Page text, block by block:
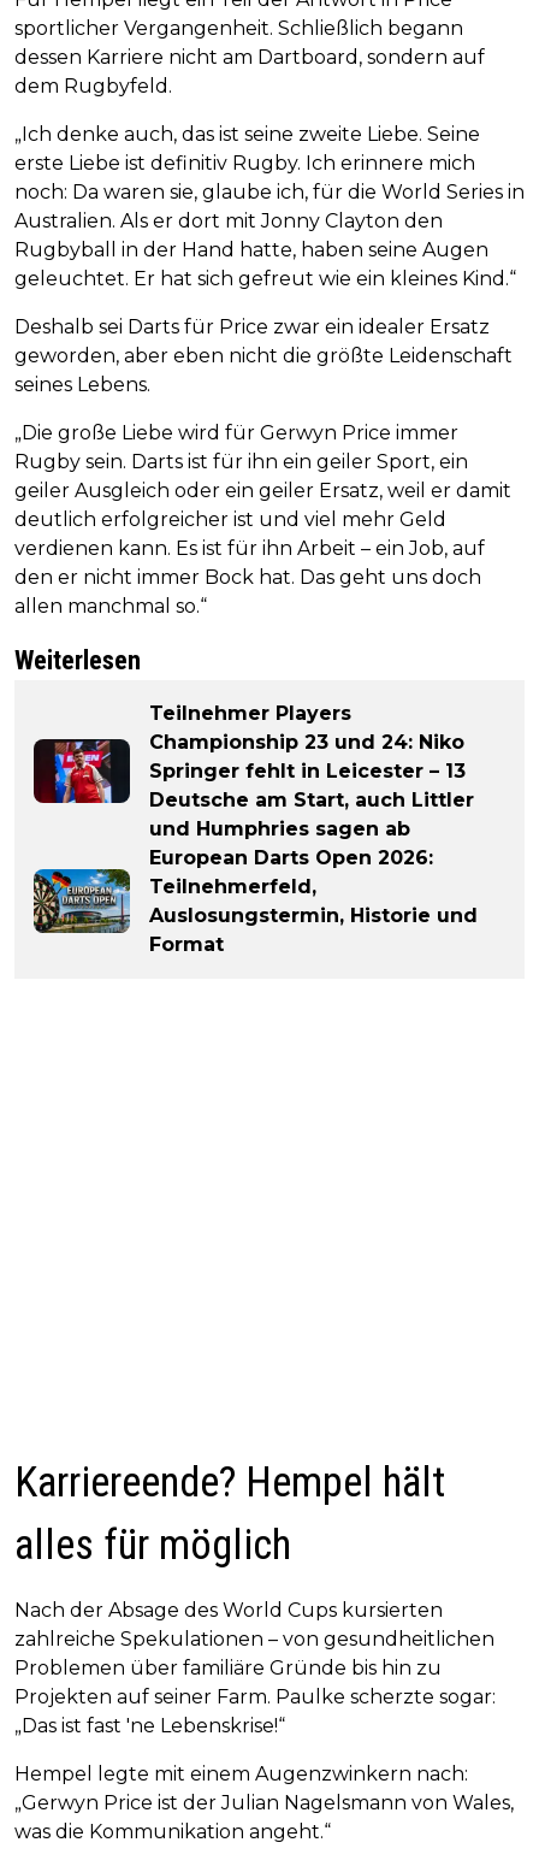
sportlicher Vergangenheit. Schließlich begann
dessen Karriere nicht am Dartboard, sondern auf
dem Rugbyfeld.
„Ich denke auch, das ist seine zweite Liebe. Seine
erste Liebe ist definitiv Rugby. Ich erinnere mich
noch: Da waren sie, glaube ich, für die World Series in
Australien. Als er dort mit Jonny Clayton den
Rugbyball in der Hand hatte, haben seine Augen
geleuchtet. Er hat sich gefreut wie ein kleines Kind.“
Deshalb sei Darts für Price zwar ein idealer Ersatz
geworden, aber eben nicht die größte Leidenschaft
seines Lebens.
„Die große Liebe wird für Gerwyn Price immer
Rugby sein. Darts ist für ihn ein geiler Sport, ein
geiler Ausgleich oder ein geiler Ersatz, weil er damit
deutlich erfolgreicher ist und viel mehr Geld
verdienen kann. Es ist für ihn Arbeit – ein Job, auf
den er nicht immer Bock hat. Das geht uns doch
allen manchmal so.“
Weiterlesen
Teilnehmer Players
Championship 23 und 24: Niko
Springer fehlt in Leicester – 13
Deutsche am Start, auch Littler
und Humphries sagen ab
European Darts Open 2026:
Teilnehmerfeld,
Auslosungstermin, Historie und
Format
Karriereende? Hempel hält
alles für möglich
Nach der Absage des World Cups kursierten
zahlreiche Spekulationen – von gesundheitlichen
Problemen über familiäre Gründe bis hin zu
Projekten auf seiner Farm. Paulke scherzte sogar:
„Das ist fast 'ne Lebenskrise!“
Hempel legte mit einem Augenzwinkern nach:
„Gerwyn Price ist der Julian Nagelsmann von Wales,
was die Kommunikation angeht.“